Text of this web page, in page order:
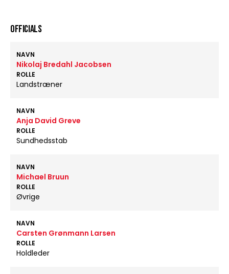
OFFICIALS
NAVN
Nikolaj Bredahl Jacobsen
ROLLE
Landstræner
NAVN
Anja David Greve
ROLLE
Sundhedsstab
NAVN
Michael Bruun
ROLLE
Øvrige
NAVN
Carsten Grønmann Larsen
ROLLE
Holdleder